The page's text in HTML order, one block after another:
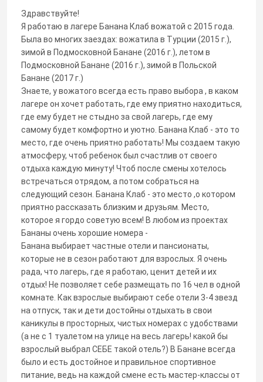
Здравствуйте!
Я работаю в лагере Банана Клаб вожатой с 2015 года.
Была во многих заездах: вожатила в Турции (2015 г.),
зимой в Подмосковной Банане (2016 г.), летом в
Подмосковной Банане (2016 г.), зимой в Польской
Банане (2017 г.)
Знаете, у вожатого всегда есть право выбора , в каком
лагере он хочет работать, где ему приятно находиться,
где ему будет не стыдно за свой лагерь, где ему
самому будет комфортно и уютно. Банана Клаб - это то
место, где очень приятно работать! Мы создаем такую
атмосферу, чтоб ребенок был счастлив от своего
отдыха каждую минуту! Чтоб после смены хотелось
встречаться отрядом, а потом собраться на
следующий сезон. Банана Клаб - это место ,о котором
приятно рассказать близким и друзьям. Место,
которое я гордо советую всем! В любом из проектах
Бананы очень хорошие номера -
Банана выбирает частные отели и пансионаты,
которые не в сезон работают для взрослых. Я очень
рада, что лагерь, где я работаю, ценит детей и их
отдых! Не позволяет себе размещать по 16 чел в одной
комнате. Как взрослые выбирают себе отели 3-4 звезд
на отпуск, так и дети достойны отдыхать в свои
каникулы в просторных, чистых номерах с удобствами
(а не с 1 туалетом на улице на весь лагерь! какой бы
взрослый выбрал СЕБЕ такой отель?) В Банане всегда
было и есть достойное и правильное спортивное
питание, ведь на каждой смене есть мастер-классы от